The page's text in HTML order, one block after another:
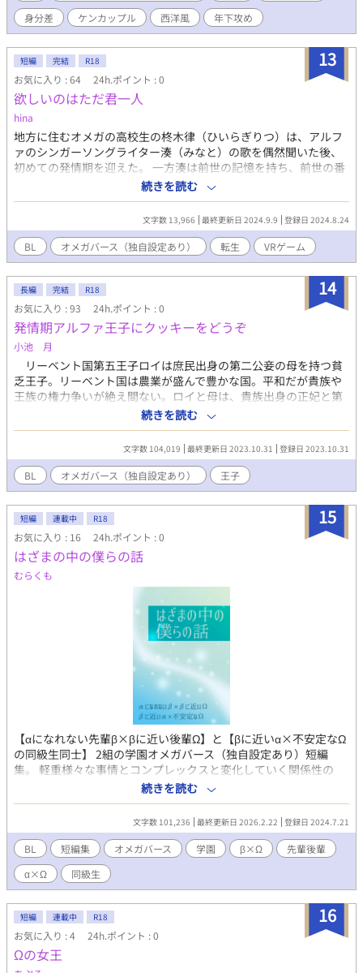
身分差
ケンカップル 西洋風 年下攻め
13
短編 完結 R18
お気に入り : 64 24h.ポイント : 0
欲しいのはただ君一人
hina
地方に住むオメガの高校生の柊木律（ひいらぎりつ）は、アルフ
ァのシンガーソングライター湊（みなと）の歌を偶然聞いた後、
初めての発情期を迎えた。 一方湊は前世の記憶を持ち、前世の番
を探していたが手掛かりさえ掴めずにいた。 そんな二人が出会
い、恋に落ちるお話。 不定期更新です。
続きを読む
文字数 13,966 最終更新日 2024.9.9 登録日 2024.8.24
BL オメガバース（独自設定あり） 転生 VRゲーム
14
長編 完結 R18
お気に入り : 93 24h.ポイント : 0
発情期アルファ王子にクッキーをどうぞ
小池 月
リーベント国第五王子ロイは庶民出身の第二公妾の母を持つ貧
乏王子。リーベント国は農業が盛んで豊かな国。平和だが貴族や
王族の権力争いが絶え間ない。ロイと母は、貴族出身の正妃と第
一公妾、その王子王女たちに蔑まれて過ごしていた。ロイの唯一
の支えは、いつか国を脱出し母と小さな洋菓子店を開き暮らすこ
と。ある日、ロイが隣国アドレアに友好のため人質となることが
決定される。国王の決定には逆らえず母をリーベントに残しロイ
は出国する。 一方アドレア国では、第一王子ディモンがロイを
自分のオメガだと認識したためにロイをアドレアに呼んでいた。
現在強国のアドレアは、百年前は貧困の国だった。当時の国王が
神に救いを求め、卓越した能力を持つアルファを神から授かるこ
とで急激な発展を実現した国。神の力を持つアルファには獣の発
情期と呼ばれる一定の期間がある。その間は、自分の番のオメガ
と過ごすことで癒される。アルファやオメガの存在は国外には出
せない秘密事項。ロイに全てを打ち明けられないまま、ディモン
ロイがアドレアに来て二年が過ぎた。ロイは得意の洋菓子でお金
稼ぎをしながら、ディーに守られ幸せに過ごしていた。そんな
中、リーベントからロイの母危篤の知らせが入る。ロイは急いで
帰国するが、すでに母は毒殺されていた。自身も命を狙われアド
レアに逃避しようとするが、弓矢で射られ殺されかける。生死を
さ迷い記憶喪失になるロイ。アドレア国辺境地集落に拾われ、シ
ロと呼ばれ何とか生きて行く。 ディーの必死の捜索により辺境
地でロイが見つかる。生きていたことを喜び、アドレア主城での
ロイとの生活を再開するディー。徐々に記憶を取り戻すロイだ
が、殺されかけた記憶が戻りパニックになる。ディーは慈しむよ
うな愛でロイを包み込み、ロイを癒す。 ロイが落ち着いた頃、
リーベント国への友好訪問をする二人。ディーとリーベント国王
は、王室腐敗を明るみにして大掛かりな粛清をする。これでロイ
の執事にロイが刺される。実はロイの母を殺害したのもこの執事
だった。裏切りに心を閉ざすロイ。この状態ではアルファの発情
期に耐えられないと思い、発情期を一人で過ごす決意をするディ
ー。アルファの発情期にオメガが居なければアルファは狂う。デ
ィーは死を覚悟するが、運命を共にしようと言うロイの言葉を受
け入れ、獣の発情期を共にする。狂ったような性交のなかにロイ
の愛を感じ癒されるディー。これからの人生をロイと過ごせる幸
福を噛みしめ、ロイを守るために尽くすことを心に誓う。
続きを読む
文字数 104,019 最終更新日 2023.10.31 登録日 2023.10.31
BL オメガバース（独自設定あり） 王子
15
短編 連載中 R18
お気に入り : 16 24h.ポイント : 0
はざまの中の僕らの話
むらくも
【αになれない先輩β×βに近い後輩Ω】と【βに近いα×不安定なΩ
の同級生同士】 2組の学園オメガバース（独自設定あり）短編
集。 軽重様々な事情とコンプレックスと変化していく関係性の
話。 ＊＊ ・背後注意度が高いものはタイトル先頭に「＊」をつけ
ています。 ・時系列がバラバラなので、更新順ではなく同じ年度
のものを章でまとめています。 ・お話の都合上、一部で設定に起
因する侮蔑的な台詞があります。 外部サイトでR15とR18に分け
て置いていたものを一つにしました。
続きを読む
文字数 101,236 最終更新日 2026.2.22 登録日 2024.7.21
BL 短編集 オメガバース 学園 β×Ω
先輩後輩
α×Ω
同級生
16
短編 連載中 R18
お気に入り : 4 24h.ポイント : 0
Ωの女王